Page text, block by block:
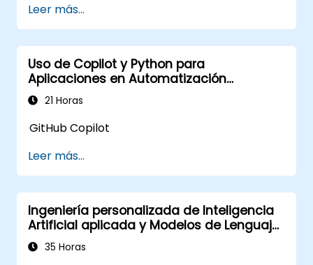
aplicaciones Python en AWS Cloud9.
Colaborar con otros desarrolladores
utilizando la plataforma AWS Cloud9.
Integrar AWS Cloud9 con otros servicios
de AWS para implementaciones
avanzadas.
Leer más...
Uso de Copilot y Python para
Aplicaciones en Automatización
Industrial
21 Horas
GitHub Copilot
Leer más...
Ingeniería personalizada de Inteligencia
Artificial aplicada y Modelos de Lenguaje
Grande con Python
35 Horas